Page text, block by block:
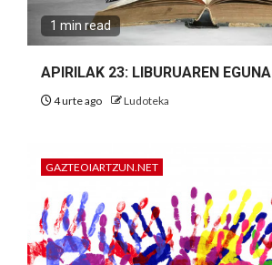
1 min read
APIRILAK 23: LIBURUAREN EGUNA
4 urte ago Ludoteka
GAZTEOIARTZUN.NET